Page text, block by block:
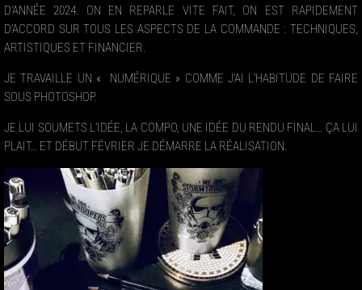
D’ANNÉE 2024. ON EN REPARLE VITE FAIT, ON EST RAPIDEMENT
D’ACCORD SUR TOUS LES ASPECTS DE LA COMMANDE : TECHNIQUES,
ARTISTIQUES ET FINANCIER.
JE TRAVAILLE UN « NUMÉRIQUE » COMME J’AI L’HABITUDE DE FAIRE
SOUS PHOTOSHOP.
JE LUI SOUMETS L’IDÉE, LA COMPO, UNE IDÉE DU RENDU FINAL… ÇA LUI
PLAIT… ET DÉBUT FÉVRIER JE DÉMARRE LA RÉALISATION.